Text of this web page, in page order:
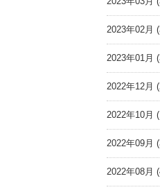
2023年02月
2023年01月
2022年12月
2022年10月
2022年09月
2022年08月